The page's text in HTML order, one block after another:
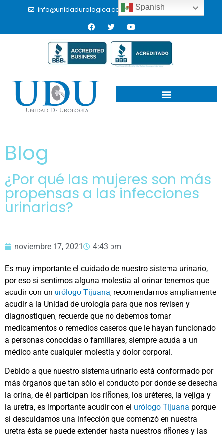
info@unidadurologica.com.mx (664) 9766433
Blog
¿Por qué las mujeres son más
propensas a las infecciones
urinarias?
noviembre 17, 2021 4:43 pm
Es muy importante el cuidado de nuestro sistema urinario,
por eso si sentimos alguna molestia al orinar tenemos que
acudir con un urólogo Tijuana, recomendamos ampliamente
acudir a la Unidad de urología para que nos revisen y
diagnostiquen, recuerde que no debemos tomar
medicamentos o remedios caseros que le hayan funcionado
a personas conocidas o familiares, siempre acuda a un
médico ante cualquier molestia y dolor corporal.
Debido a que nuestro sistema urinario está conformado por
más órganos que tan sólo el conducto por donde se desecha
la orina, de él participan los riñones, los uréteres, la vejiga y
la uretra, es importante acudir con el urólogo Tijuana porque
si descuidamos una infección que comenzó en nuestra
uretra ésta se puede extender hasta nuestros riñones y las
Spanish